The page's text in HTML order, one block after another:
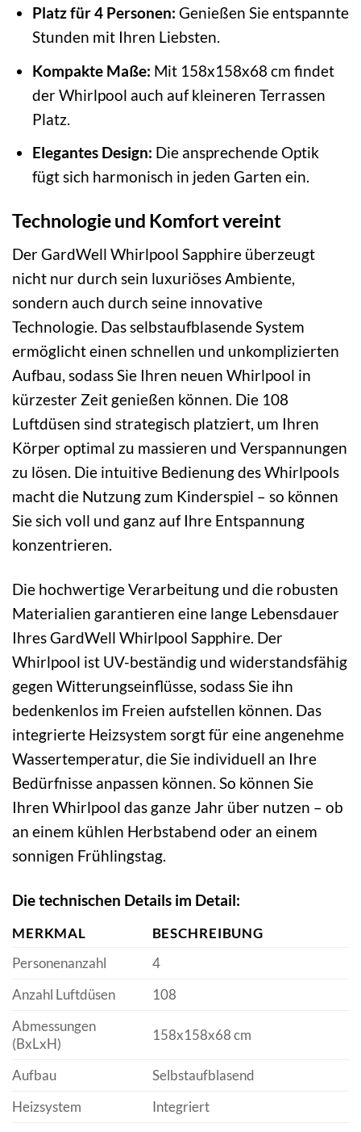
Platz für 4 Personen: Genießen Sie entspannte
Stunden mit Ihren Liebsten.
Kompakte Maße: Mit 158x158x68 cm findet
der Whirlpool auch auf kleineren Terrassen
Platz.
Elegantes Design: Die ansprechende Optik
fügt sich harmonisch in jeden Garten ein.
Technologie und Komfort vereint
Der GardWell Whirlpool Sapphire überzeugt
nicht nur durch sein luxuriöses Ambiente,
sondern auch durch seine innovative
Technologie. Das selbstaufblasende System
ermöglicht einen schnellen und unkomplizierten
Aufbau, sodass Sie Ihren neuen Whirlpool in
kürzester Zeit genießen können. Die 108
Luftdüsen sind strategisch platziert, um Ihren
Körper optimal zu massieren und Verspannungen
zu lösen. Die intuitive Bedienung des Whirlpools
macht die Nutzung zum Kinderspiel – so können
Sie sich voll und ganz auf Ihre Entspannung
konzentrieren.
Die hochwertige Verarbeitung und die robusten
Materialien garantieren eine lange Lebensdauer
Ihres GardWell Whirlpool Sapphire. Der
Whirlpool ist UV-beständig und widerstandsfähig
gegen Witterungseinflüsse, sodass Sie ihn
bedenkenlos im Freien aufstellen können. Das
integrierte Heizsystem sorgt für eine angenehme
Wassertemperatur, die Sie individuell an Ihre
Bedürfnisse anpassen können. So können Sie
Ihren Whirlpool das ganze Jahr über nutzen – ob
an einem kühlen Herbstabend oder an einem
sonnigen Frühlingstag.
Die technischen Details im Detail:
MERKMAL
BESCHREIBUNG
Personenanzahl
4
Anzahl Luftdüsen
108
Abmessungen
(BxLxH)
158x158x68 cm
Aufbau
Selbstaufblasend
Heizsystem
Integriert